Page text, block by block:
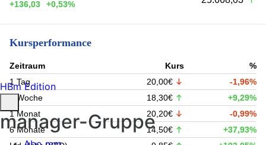
+136,03
+0,53%
Kursperformance
Zeitraum Kurs
%
1 Tag
20,00€
-1,96%
1 Woche
18,30€
+9,29%
1 Monat
20,20€
-0,99%
6 Monate
14,50€
+37,93%
HBm Edition
manager-Gruppe